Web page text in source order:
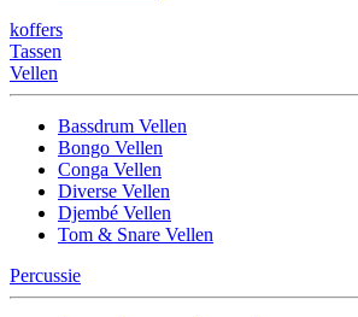
koffers
Tassen
Vellen
Bassdrum Vellen
Bongo Vellen
Conga Vellen
Diverse Vellen
Djembé Vellen
Tom & Snare Vellen
Percussie